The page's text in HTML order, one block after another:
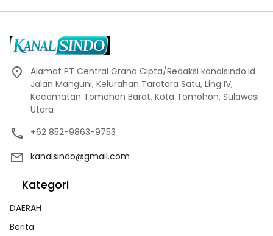
Alamat PT Central Graha Cipta/Redaksi kanalsindo.id
Jalan Manguni, Kelurahan Taratara Satu, Ling IV,
Kecamatan Tomohon Barat, Kota Tomohon. Sulawesi
Utara
+62 852-9863-9753
kanalsindo@gmail.com
Kategori
DAERAH
Berita